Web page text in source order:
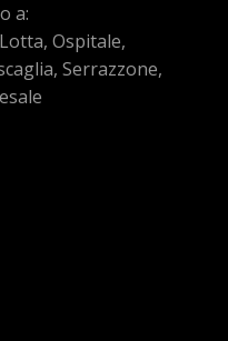
a:
Ospitale,
Serrazzone,